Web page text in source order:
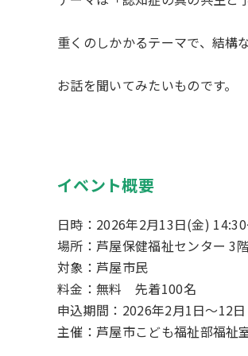
重くのしかかるテーマで、結構
お話を聞いてみたいものです。
イベント概要
日時：2026年2月13日(金)
場所：芦屋保健福祉センター 3
対象：芦屋市民
料金：無料 先着100名
申込期間：2026年2月1日～12日
主催：芦屋市こども福祉部福祉